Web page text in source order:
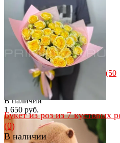
избранное сравнить
Мишка с бантиком бежевый (50
В наличии
1 650 руб.
избранное сравнить
Букет из роз из 7 кустовых
(0)
В наличии